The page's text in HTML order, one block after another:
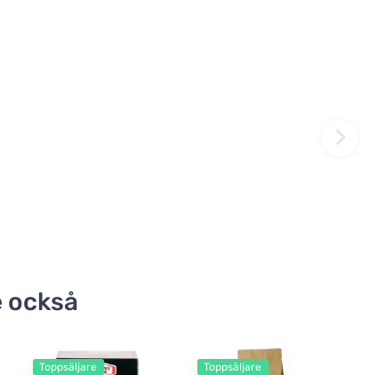
också
Toppsäljare Toppsäljare